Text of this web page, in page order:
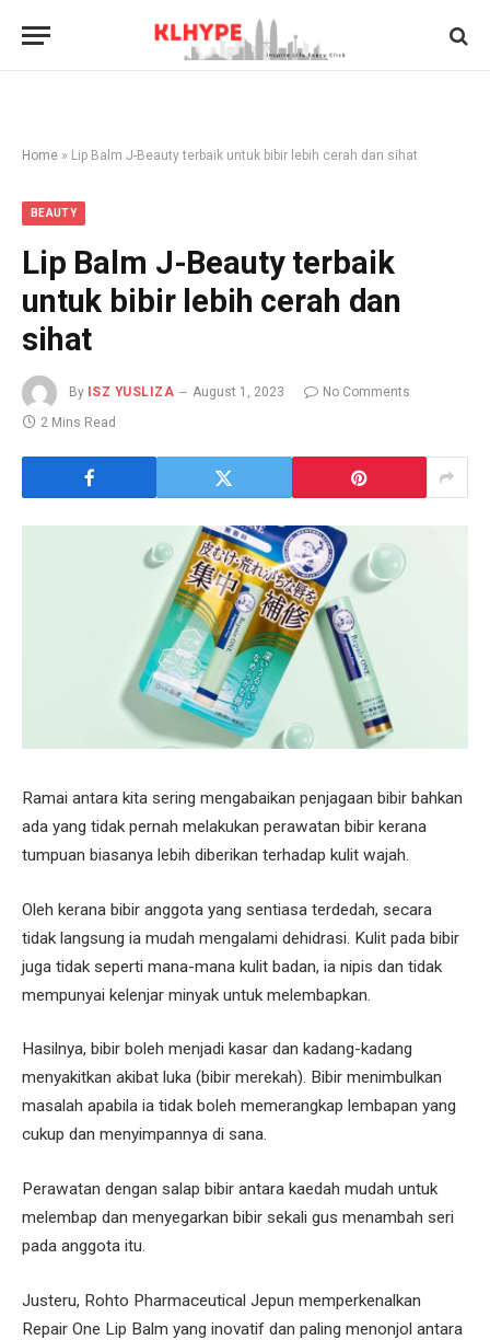
Home » Lip Balm J-Beauty terbaik untuk bibir lebih cerah dan sihat
BEAUTY
Lip Balm J-Beauty terbaik
untuk bibir lebih cerah dan
sihat
By ISZ YUSLIZA August 1, 2023
No Comments
2 Mins Read
Ramai antara kita sering mengabaikan penjagaan bibir bahkan
ada yang tidak pernah melakukan perawatan bibir kerana
tumpuan biasanya lebih diberikan terhadap kulit wajah.
Oleh kerana bibir anggota yang sentiasa terdedah, secara
tidak langsung ia mudah mengalami dehidrasi. Kulit pada bibir
juga tidak seperti mana-mana kulit badan, ia nipis dan tidak
mempunyai kelenjar minyak untuk melembapkan.
Hasilnya, bibir boleh menjadi kasar dan kadang-kadang
menyakitkan akibat luka (bibir merekah). Bibir menimbulkan
masalah apabila ia tidak boleh memerangkap lembapan yang
cukup dan menyimpannya di sana.
Perawatan dengan salap bibir antara kaedah mudah untuk
melembap dan menyegarkan bibir sekali gus menambah seri
pada anggota itu.
Justeru, Rohto Pharmaceutical Jepun memperkenalkan
Repair One Lip Balm yang inovatif dan paling menonjol antara